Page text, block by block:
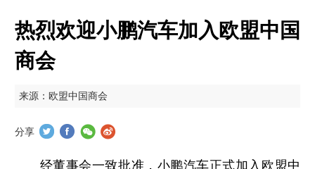
热烈欢迎小鹏汽车加入欧盟中国
商会
来源：欧盟中国商会
分享
经董事会一致批准，小鹏汽车正式加入欧盟中